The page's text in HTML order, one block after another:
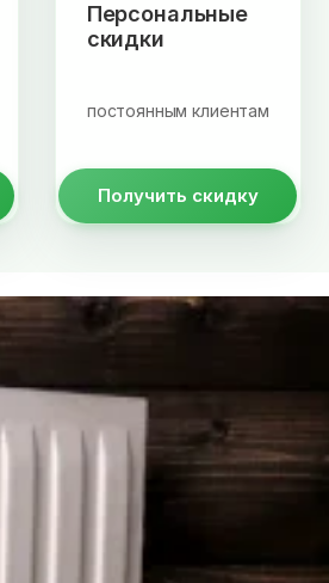
Персональные
скидки
постоянным клиентам
Получить скидку